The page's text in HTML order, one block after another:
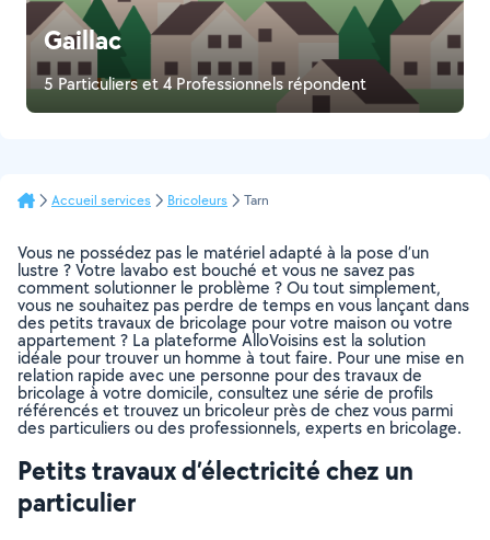
Gaillac
5 Particuliers et 4 Professionnels répondent
Accueil services Bricoleurs Tarn
Vous ne possédez pas le matériel adapté à la pose d’un
lustre ? Votre lavabo est bouché et vous ne savez pas
comment solutionner le problème ? Ou tout simplement,
vous ne souhaitez pas perdre de temps en vous lançant dans
des petits travaux de bricolage pour votre maison ou votre
appartement ? La plateforme AlloVoisins est la solution
idéale pour trouver un homme à tout faire. Pour une mise en
relation rapide avec une personne pour des travaux de
bricolage à votre domicile, consultez une série de profils
référencés et trouvez un bricoleur près de chez vous parmi
des particuliers ou des professionnels, experts en bricolage.
Petits travaux d’électricité chez un
particulier